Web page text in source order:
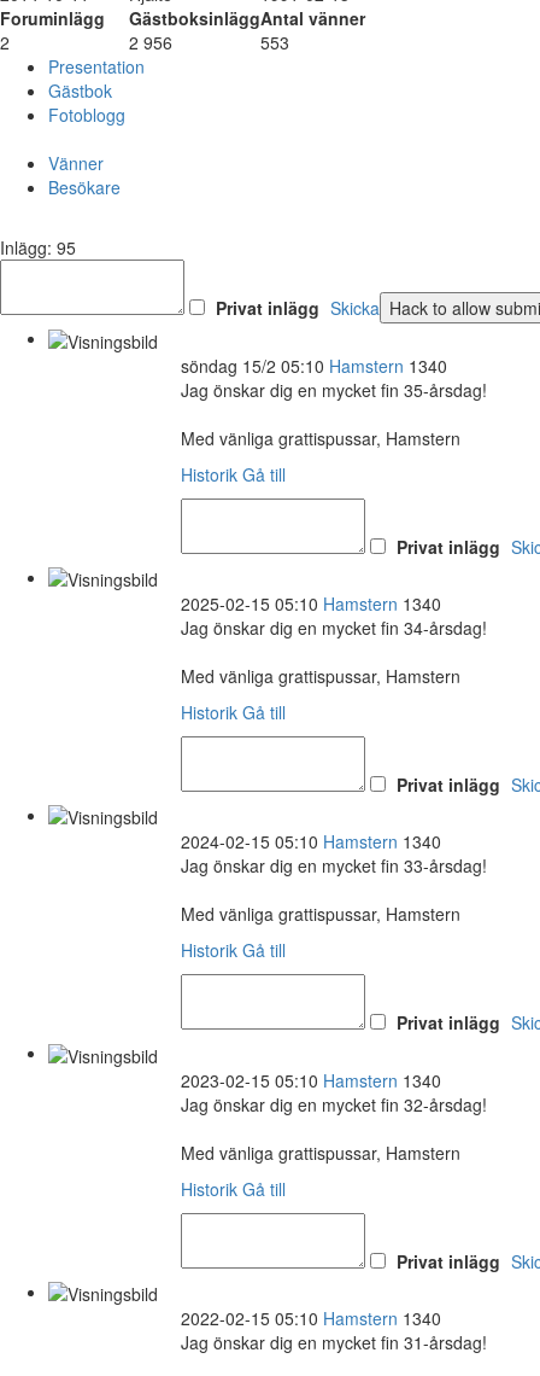
Foruminlägg
GästboksinläggAntal vänner
2
2 956
553
Presentation
Gästbok
Fotoblogg
Vänner
Besökare
Inlägg: 95
Privat inlägg Skicka
söndag 15/2 05:10 Hamstern 1340
Jag önskar dig en mycket fin 35-årsdag!
Med vänliga grattispussar, Hamstern
Historik Gå till
Privat inlägg
2025-02-15 05:10 Hamstern 1340
Jag önskar dig en mycket fin 34-årsdag!
Med vänliga grattispussar, Hamstern
Historik Gå till
Privat inlägg
2024-02-15 05:10 Hamstern 1340
Jag önskar dig en mycket fin 33-årsdag!
Med vänliga grattispussar, Hamstern
Historik Gå till
Privat inlägg
2023-02-15 05:10 Hamstern 1340
Jag önskar dig en mycket fin 32-årsdag!
Med vänliga grattispussar, Hamstern
Historik Gå till
Privat inlägg
2022-02-15 05:10 Hamstern 1340
Jag önskar dig en mycket fin 31-årsdag!